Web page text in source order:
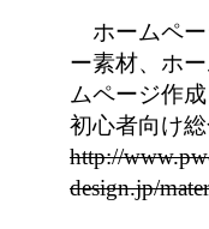
ホームペ
ー素材、ホ
ムページ作
初心者向け
http://
design.jp/